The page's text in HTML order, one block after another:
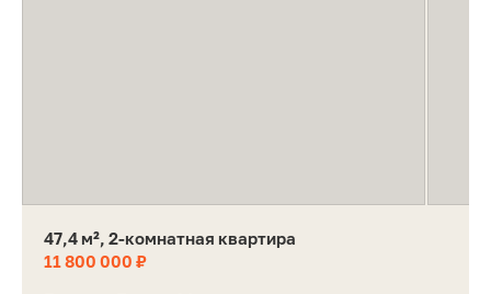
47,4 м², 2-комнатная квартира
11 800 000 ₽